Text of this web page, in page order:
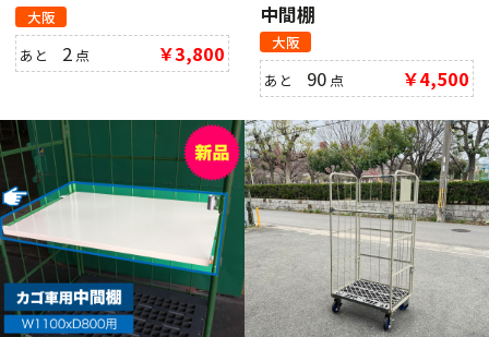
大阪
あと 2 点 ￥3,800
中間棚
大阪
あと 90 点 ￥4,500